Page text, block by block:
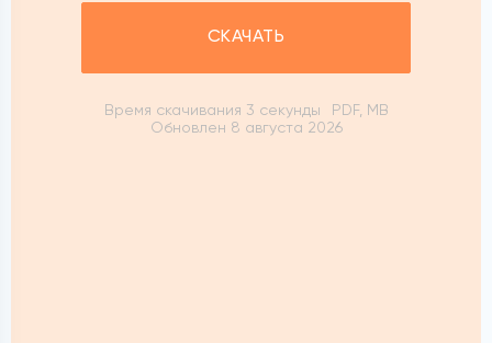
СКАЧАТЬ
Время скачивания 3 секунды
PDF, MB
Обновлен 8 августа 2026